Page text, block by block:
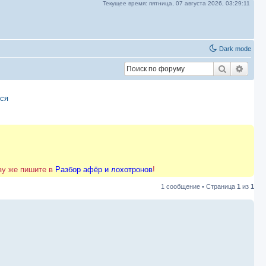
Текущее время: пятница, 07 августа 2026, 03:29:11
Dark mode
Поиск
же пишите в Разбор афёр и лохотронов!
1 сообщение • Страница 1 из 1